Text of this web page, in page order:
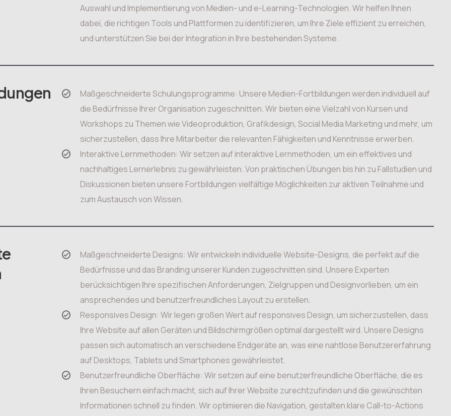
Auswahl und Implementierung von Medien- und e-Learning-Technologien. Wir helfen Ihnen
dabei, die richtigen Tools und Plattformen zu identifizieren, um Ihre Ziele effizient zu erreichen,
und unterstützen Sie bei der Integration in Ihre bestehenden Systeme.
Maßgeschneiderte Schulungsprogramme: Unsere Medien-Fortbildungen werden individuell auf
die Bedürfnisse Ihrer Organisation zugeschnitten. Wir bieten eine Vielzahl von Kursen und
Workshops zu Themen wie Videoproduktion, Grafikdesign, Social Media Marketing und mehr, um
sicherzustellen, dass Ihre Mitarbeiter die relevanten Fähigkeiten und Kenntnisse erwerben.
Interaktive Lernmethoden: Wir setzen auf interaktive Lernmethoden, um ein effektives und
nachhaltiges Lernerlebnis zu gewährleisten. Von praktischen Übungen bis hin zu Fallstudien und
Diskussionen bieten unsere Fortbildungen vielfältige Möglichkeiten zur aktiven Teilnahme und
zum Austausch von Wissen.
Maßgeschneiderte Designs: Wir entwickeln individuelle Website-Designs, die perfekt auf die
Bedürfnisse und das Branding unserer Kunden zugeschnitten sind. Unsere Experten
berücksichtigen Ihre spezifischen Anforderungen, Zielgruppen und Designvorlieben, um ein
ansprechendes und benutzerfreundliches Layout zu erstellen.
Responsives Design: Wir legen großen Wert auf responsives Design, um sicherzustellen, dass
Ihre Website auf allen Geräten und Bildschirmgrößen optimal dargestellt wird. Unsere Designs
passen sich automatisch an verschiedene Endgeräte an, was eine nahtlose Benutzererfahrung
auf Desktops, Tablets und Smartphones gewährleistet.
Benutzerfreundliche Oberfläche: Wir setzen auf eine benutzerfreundliche Oberfläche, die es
Ihren Besuchern einfach macht, sich auf Ihrer Website zurechtzufinden und die gewünschten
Informationen schnell zu finden. Wir optimieren die Navigation, gestalten klare Call-to-Actions